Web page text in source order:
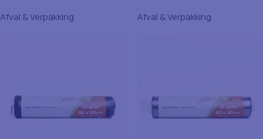
Afval & Verpakking
Afval & Verpakking